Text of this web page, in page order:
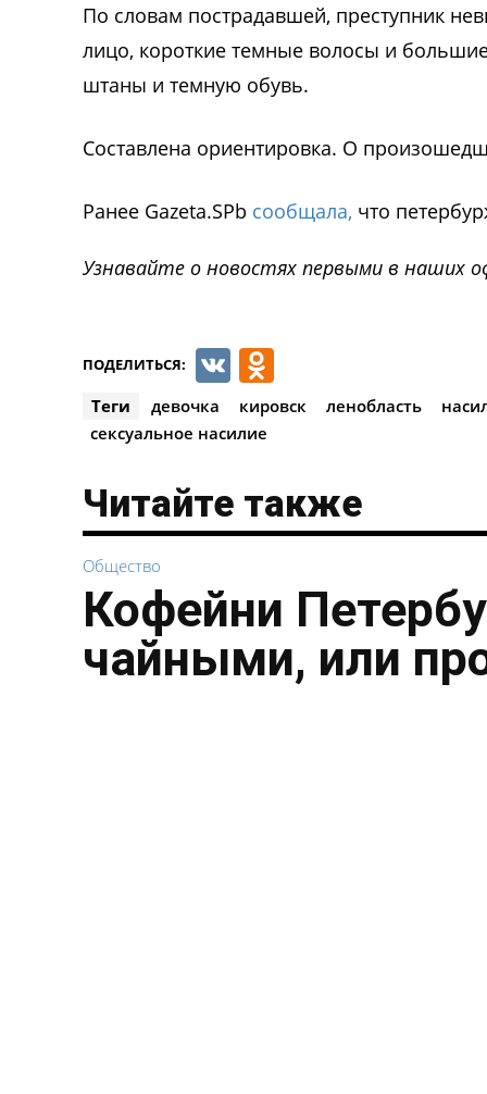
По словам пострадавшей, преступник
лицо, короткие темные волосы и
штаны и темную обувь.
Составлена ориентировка. О
Ранее Gazeta.SPb сообщала, что
Узнавайте о новостях первыми в наших
ПОДЕЛИТЬСЯ: VK
Теги девочка кировск ленобласть
сексуальное насилие
Читайте также
Общество
Кофейни
чайными, или